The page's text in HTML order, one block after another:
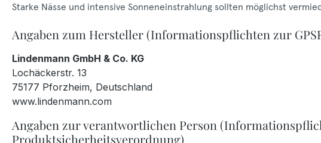
Starke Nässe und intensive Sonneneinstrahlung sollten möglichst
Angaben zum Hersteller (Informationspflichten zur
Lindenmann GmbH & Co. KG
Lochäckerstr. 13
75177 Pforzheim, Deutschland
www.lindenmann.com
Angaben zur verantwortlichen Person
Produktsicherheitsverordnung)